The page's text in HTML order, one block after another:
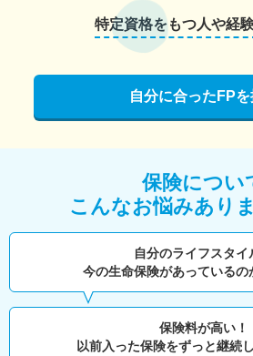
特定資格をもつ人や経
自分に合ったFP
保険につい
こんなお悩みあり
自分のライフスタイ
今の生命保険があっているの
保険料が高い！
以前入った保険をずっと継続